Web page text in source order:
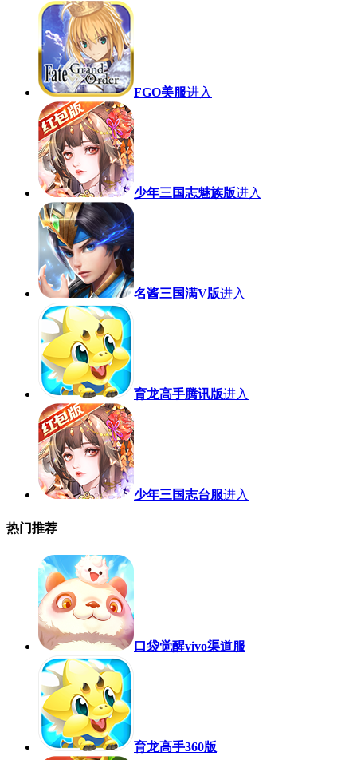
FGO美服进入
少年三国志魅族版进入
名酱三国满V版进入
育龙高手腾讯版进入
少年三国志台服进入
热门推荐
口袋觉醒vivo渠道服
育龙高手360版